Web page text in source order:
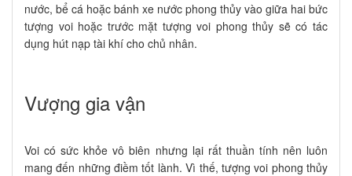
nước, bể cá hoặc bánh xe nước phong thủy vào giữa hai bức
tượng voi hoặc trước mặt tượng voi phong thủy sẽ có tác
dụng hút nạp tài khí cho chủ nhân.
Vượng gia vận
Voi có sức khỏe vô biên nhưng lại rất thuần tính nên luôn
mang đến những điềm tốt lành. Vì thế, tượng voi phong thủy